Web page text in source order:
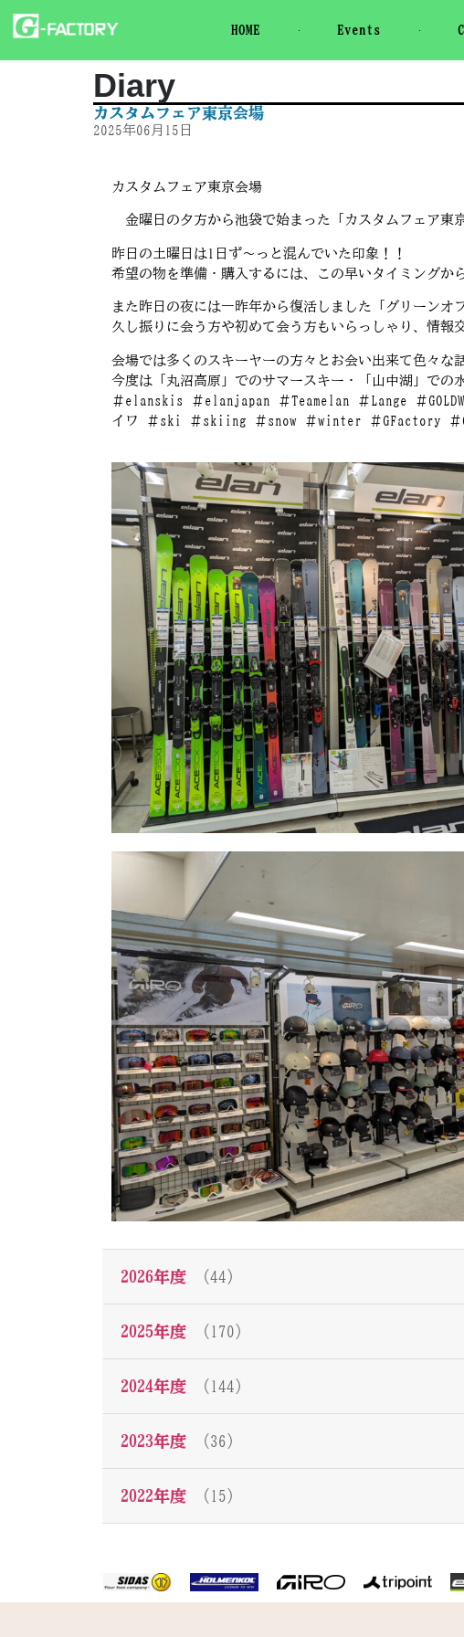
HOME Events
Diary
カスタムフェア東京会場
2025年06月15日
カスタムフェア東京会場
金曜日の夕方から池袋で始まった「カスタムフェア東
昨日の土曜日は1日ず～っと混んでいた印象！！
希望の物を準備・購入するには、この早いタイミングか
また昨日の夜には一昨年から復活しました「グリーンオ
久し振りに会う方や初めて会う方もいらっしゃり、情
会場では多くのスキーヤーの方々とお会い出来て色々な
今度は「丸沼高原」でのサマースキー・「山中湖」で
＃elanskis ＃elanjapan ＃Teamelan ＃Lange ＃
イワ ＃ski ＃skiing ＃snow ＃winter ＃GFactory ＃
2026年度 （44）
2025年度 （170）
2024年度 （144）
2023年度 （36）
2022年度 （15）